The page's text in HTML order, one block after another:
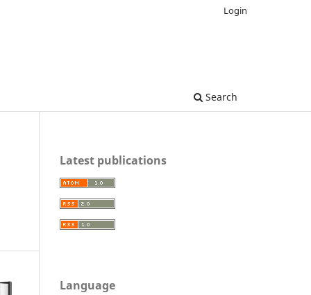
Search
Login
Latest publications
Language